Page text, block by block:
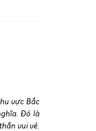
vực Bắc
Đó là
vui vẻ.